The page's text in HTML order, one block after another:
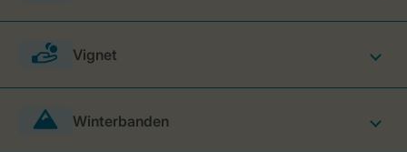
Vignet
Winterbanden